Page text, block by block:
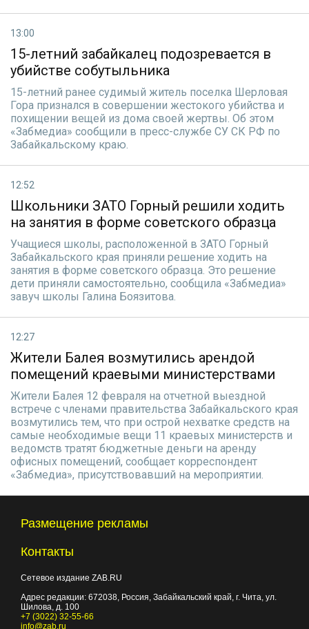
13:00
15-летний забайкалец подозревается в
убийстве собутыльника
15-летний ранее судимый житель поселка Шерловая
Гора признался в совершении жестокого убийства и
похищении вещей из дома своей жертвы. Об этом
«Забмедиа» сообщили в пресс-службе СУ СК РФ по
Забайкальскому краю.
12:52
Школьники ЗАТО Горный решили ходить
на занятия в форме советского образца
Учащиеся школы, расположенной в ЗАТО Горный
Забайкальского края приняли решение ходить на
занятия в форме советского образца. Это решение
дети приняли самостоятельно, сообщила «Забмедиа»
завуч школы Галина Боязитова.
12:27
Жители Балея возмутились арендой
помещений краевыми министерствами
Жители Балея 12 февраля на отчетной выездной
встрече с членами правительства Забайкальского края
возмутились тем, что при острой нехватке средств на
самые необходимые вещи 11 краевых министерств и
ведомств тратят бюджетные деньги на аренду
офисных помещений, сообщает корреспондент
«Забмедиа», присутствовавший на мероприятии.
Размещение рекламы
Контакты
Сетевое издание ZAB.RU
Адрес редакции: 672038, Россия, Забайкальский край, г. Чита, ул.
Шилова, д. 100
+7 (3022) 32-55-66
info@zab.ru